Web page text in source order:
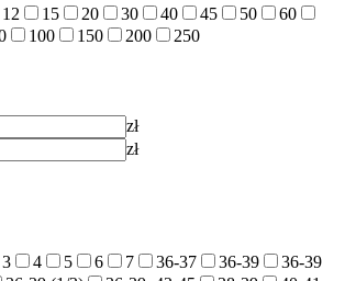
12 15 20 30 40 45 50
60
100 150 200 250
zł
zł
3 4 5 6 7 36-37 36-39
36-39